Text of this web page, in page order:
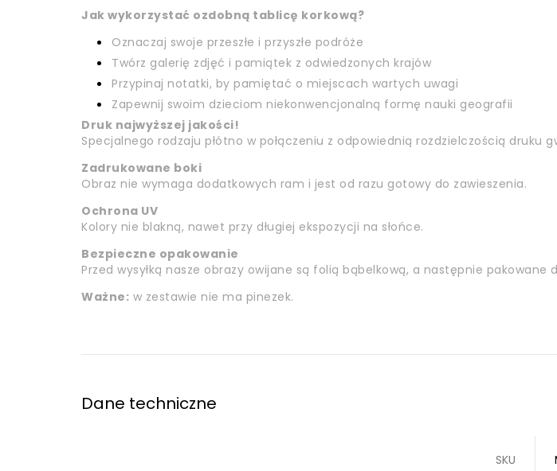
Jak wykorzystać ozdobną tablicę korkową?
Oznaczaj swoje przeszłe i przyszłe podróże
Twórz galerię zdjęć i pamiątek z odwiedzonych krajów
Przypinaj notatki, by pamiętać o miejscach wartych uwagi
Zapewnij swoim dzieciom niekonwencjonalną formę nauki geografii
Druk najwyższej jakości!
Specjalnego rodzaju płótno w połączeniu z odpowiednią rozdzielczością druku
Zadrukowane boki
Obraz nie wymaga dodatkowych ram i jest od razu gotowy do zawieszenia.
Ochrona UV
Kolory nie blakną, nawet przy długiej ekspozycji na słońce.
Bezpieczne opakowanie
Przed wysyłką nasze obrazy owijane są folią bąbelkową, a następnie pakowane
Ważne: w zestawie nie ma pinezek.
Dane techniczne
SKU